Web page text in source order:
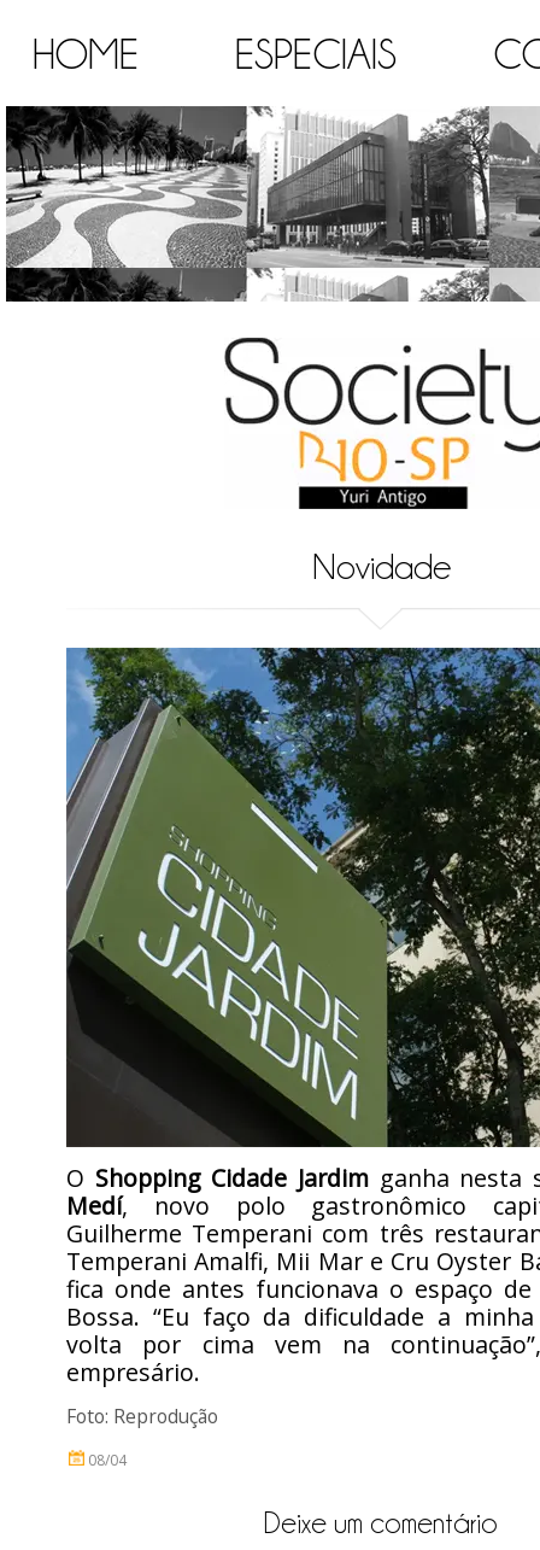
HOME ESPECIAIS
Novidade
O Shopping Cidade Jardimganha nesta
Medí, novo polo gastronômico
Guilherme Temperani com três
Temperani Amalfi, Mii Mar e Cru Oyster
fica onde antes funcionava o espaço de
Bossa. “Eu faço da dificuldade a
volta por cima vem na
empresário.
Foto: Reprodução
08/04
Deixe um comentário